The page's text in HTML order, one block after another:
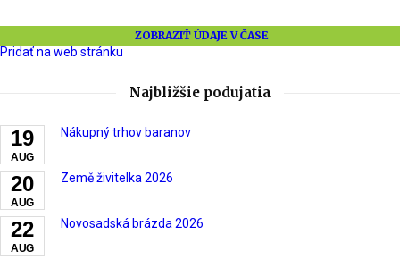
ZOBRAZIŤ ÚDAJE V ČASE
Pridať na web stránku
Najbližšie podujatia
19
AUG
Nákupný trhov baranov
20
AUG
Země živitelka 2026
22
AUG
Novosadská brázda 2026